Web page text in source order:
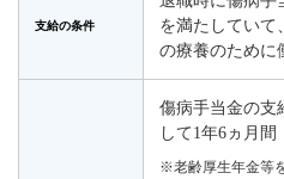
支給の条件
を満たしていて
の療養のために
傷病手当金の支
して1年6ヵ月間
※老齢厚生年金等